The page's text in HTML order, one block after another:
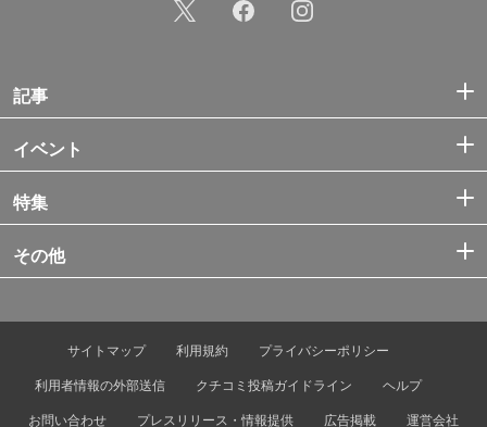
記事
イベント
特集
その他
サイトマップ 利用規約
プライバシーポリシー
利用者情報の外部送信
クチコミ投稿ガイドライン
ヘルプ
お問い合わせ
プレスリリース・情報提供 広告掲載 運営会社